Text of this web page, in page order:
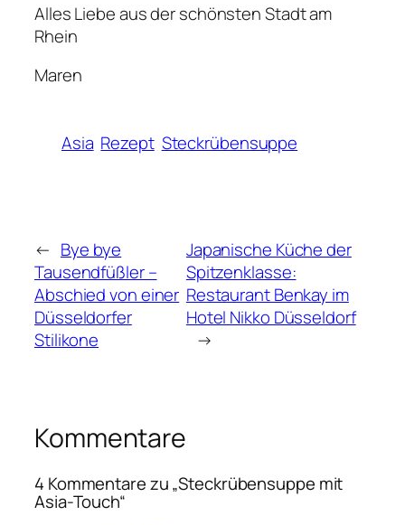
Alles Liebe aus der schönsten Stadt am
Rhein
Maren
Asia Rezept Steckrübensuppe
← Bye bye
Tausendfüßler –
Abschied von einer
Düsseldorfer
Stilikone
Japanische Küche der
Spitzenklasse:
Restaurant Benkay im
Hotel Nikko Düsseldorf
→
Kommentare
4 Kommentare zu „Steckrübensuppe mit
Asia-Touch“